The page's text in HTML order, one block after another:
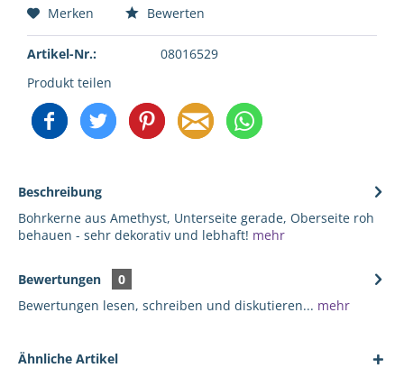
Merken Bewerten
Artikel-Nr.:
08016529
Produkt teilen
Beschreibung
Bohrkerne aus Amethyst, Unterseite gerade, Oberseite roh
behauen - sehr dekorativ und lebhaft! mehr
Bewertungen
0
Bewertungen lesen, schreiben und diskutieren... mehr
Ähnliche Artikel